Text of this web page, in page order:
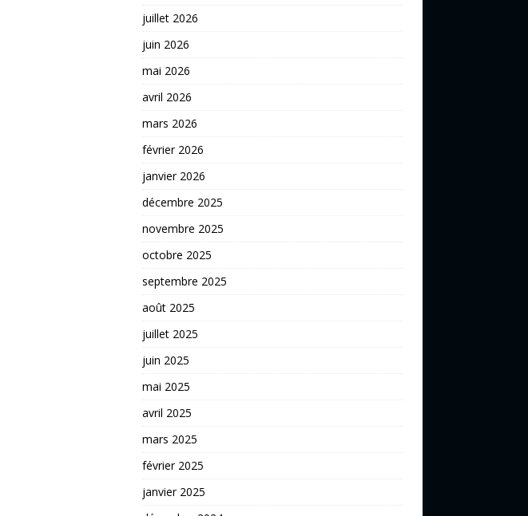
juillet 2026
juin 2026
mai 2026
avril 2026
mars 2026
février 2026
janvier 2026
décembre 2025
novembre 2025
octobre 2025
septembre 2025
août 2025
juillet 2025
juin 2025
mai 2025
avril 2025
mars 2025
février 2025
janvier 2025